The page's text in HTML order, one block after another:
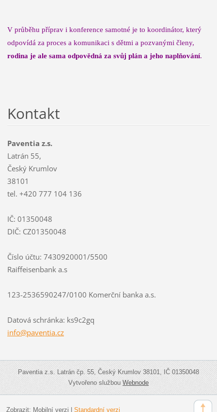
V průběhu příprav i konference samotné je to koordinátor, který
odpovídá za proces a komunikaci s dětmi a pozvanými členy,
rodina je ale sama odpovědná za svůj plán a jeho naplňování.
Kontakt
Paventia z.s.
Latrán 55,
Český Krumlov
38101
tel. +420 777 104 136
IČ: 01350048
DIČ: CZ01350048
Číslo účtu: 7430920001/5500
Raiffeisenbank a.s
123-2536590247/0100 Komerční banka a.s.
Datová schránka: ks9c2gq
info@paventia.cz
Paventia z.s. Latrán čp. 55, Český Krumlov 38101, IČ 01350048
Vytvořeno službouWebnode
Zobrazit: Mobilní verzi Standardní verzi